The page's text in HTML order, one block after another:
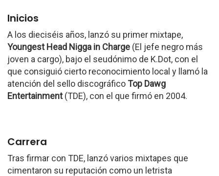
Inicios
A los dieciséis años, lanzó su primer mixtape,
Youngest Head Nigga in Charge (El jefe negro más
joven a cargo), bajo el seudónimo de K.Dot, con el
que consiguió cierto reconocimiento local y llamó la
atención del sello discográfico Top Dawg
Entertainment(TDE), con el que firmó en 2004.
Carrera
Tras firmar con TDE, lanzó varios mixtapes que
cimentaron su reputación como un letrista